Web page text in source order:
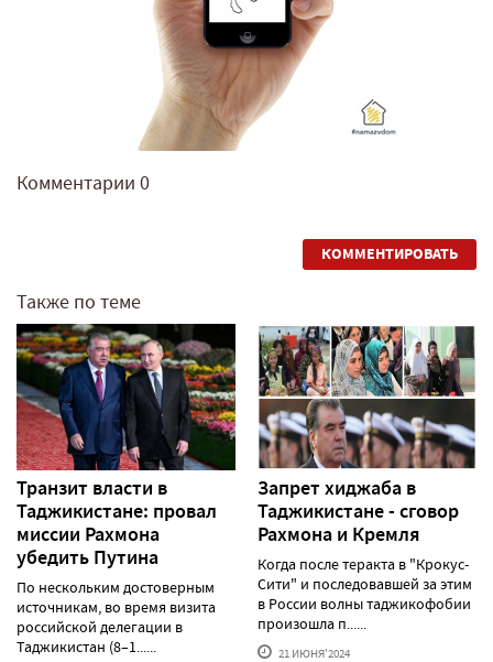
Комментарии 0
КОММЕНТИРОВАТЬ
Также по теме
Транзит власти в
Таджикистане: провал
миссии Рахмона
убедить Путина
По нескольким достоверным
источникам, во время визита
российской делегации в
Таджикистан (8–1......
Запрет хиджаба в
Таджикистане - сговор
Рахмона и Кремля
Когда после теракта в "Крокус-
Сити" и последовавшей за этим
в России волны таджикофобии
произошла п......
21 ИЮНЯ'2024